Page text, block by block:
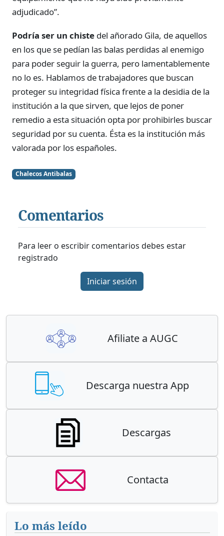
adjudicado”.
Podría ser un chiste del añorado Gila, de aquellos
en los que se pedían las balas perdidas al enemigo
para poder seguir la guerra, pero lamentablemente
no lo es. Hablamos de trabajadores que buscan
proteger su integridad física frente a la desidia de la
institución a la que sirven, que lejos de poner
remedio a esta situación opta por prohibirles buscar
seguridad por su cuenta. Ésta es la institución más
valorada por los españoles.
Chalecos Antibalas
Comentarios
Para leer o escribir comentarios debes estar
registrado
Iniciar sesión
Afiliate a AUGC
Descarga nuestra App
Descargas
Contacta
Lo más leído